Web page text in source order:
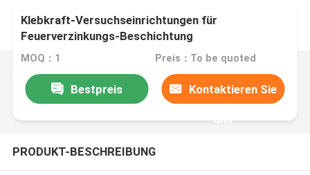
Klebkraft-Versuchseinrichtungen für
Feuerverzinkungs-Beschichtung
MOQ：1 Preis：To be quoted
Bestpreis Kontaktieren Sie
uns
PRODUKT-BESCHREIBUNG